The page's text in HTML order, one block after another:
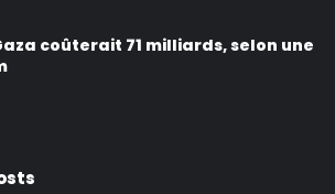
coûterait 71 milliards, selon une